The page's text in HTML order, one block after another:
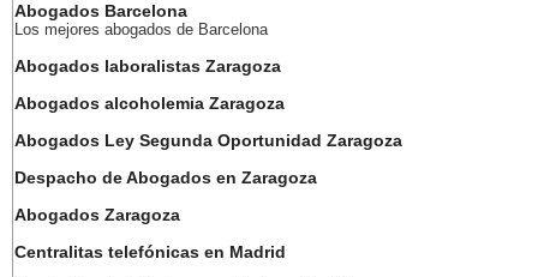
Abogados Barcelona
Los mejores abogados de Barcelona
Abogados laboralistas Zaragoza
Abogados alcoholemia Zaragoza
Abogados Ley Segunda Oportunidad Zaragoza
Despacho de Abogados en Zaragoza
Abogados Zaragoza
Centralitas telefónicas en Madrid